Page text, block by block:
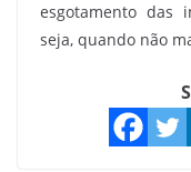
esgotamento das
seja, quando não